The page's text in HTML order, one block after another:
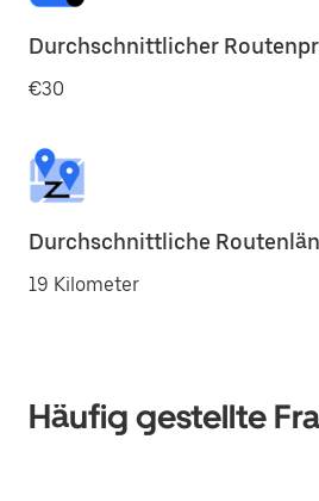
Durchschnittlicher
€30
Durchschnittliche
19 Kilometer
Häufig gestellte